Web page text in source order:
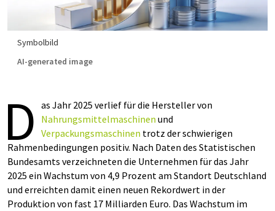
Symbolbild
AI-generated image
D as Jahr 2025 verlief für die Hersteller von
Nahrungsmittelmaschinen und
Verpackungsmaschinen trotz der schwierigen
Rahmenbedingungen positiv. Nach Daten des Statistischen
Bundesamts verzeichneten die Unternehmen für das Jahr
2025 ein Wachstum von 4,9 Prozent am Standort Deutschland
und erreichten damit einen neuen Rekordwert in der
Produktion von fast 17 Milliarden Euro. Das Wachstum im